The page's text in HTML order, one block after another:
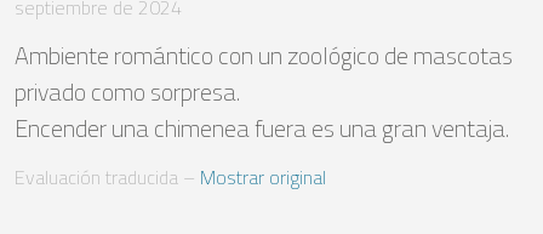
septiembre de 2024
Ambiente romántico con un zoológico de mascotas
privado como sorpresa.
Encender una chimenea fuera es una gran ventaja.
Evaluación traducida – Mostrar original